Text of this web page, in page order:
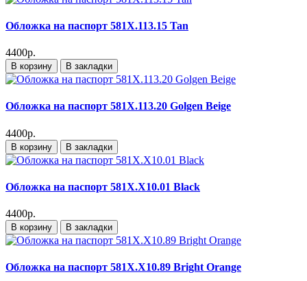
Обложка на паспорт 581X.113.15 Tan
4400р.
В корзину В закладки
Обложка на паспорт 581X.113.20 Golgen Beige
4400р.
В корзину В закладки
Обложка на паспорт 581X.X10.01 Black
4400р.
В корзину В закладки
Обложка на паспорт 581X.X10.89 Bright Orange